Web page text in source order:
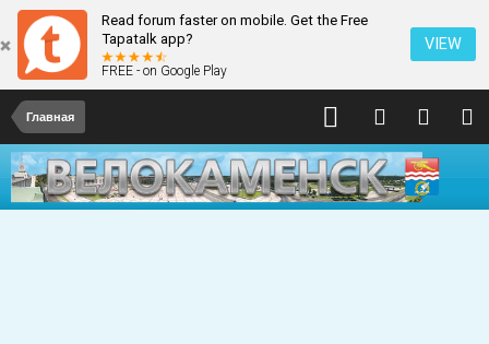
Read forum faster on mobile. Get the Free
Tapatalk app?
FREE - on Google Play
VIEW
Главная